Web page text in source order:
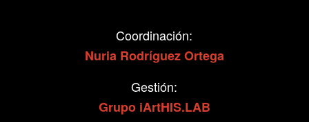
Coordinación:
Nuria Rodríguez Ortega
Gestión:
Grupo iArtHIS.LAB